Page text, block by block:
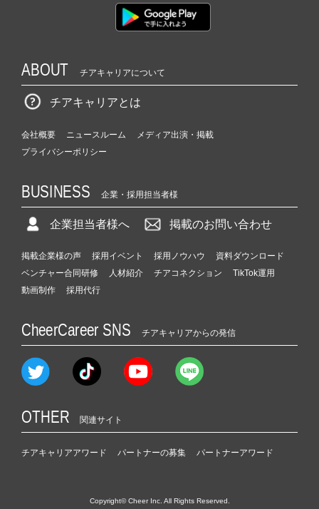
ABOUT チアキャリアについて
チアキャリアとは
会社概要 ニュースルーム
メディア出演・掲載
プライバシーポリシー
BUSINESS 企業・採用担当者様
企業担当者様へ 掲載のお問い合わせ
掲載企業様の声 採用イベント 採用ノウハウ
資料ダウンロード
ベンチャー合同研修
人材紹介 チアコネクション
TikTok運用
動画制作
採用代行
CheerCareer SNS チアキャリアからの発信
OTHER 関連サイト
チアキャリアアワード パートナーの募集 パートナーアワード
Copyright© Cheer Inc. All Rights Reserved.